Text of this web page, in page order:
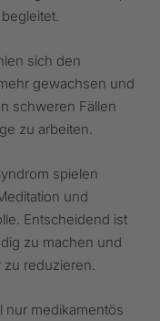
sich den
gewachsen und
schweren Fällen
zu arbeiten.
spielen
und
Entscheidend ist
zu machen und
reduzieren.
nur medikamentös